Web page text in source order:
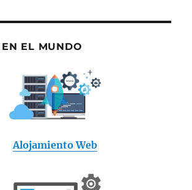
EL MUNDO
Alojamiento Web